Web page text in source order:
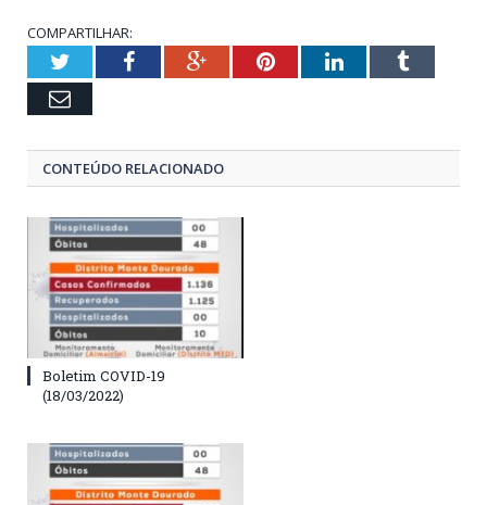
COMPARTILHAR:
TwitterFacebookGoogle+PinterestLinkedInTumblr
Email
CONTEÚDO RELACIONADO
Boletim COVID-19
(18/03/2022)